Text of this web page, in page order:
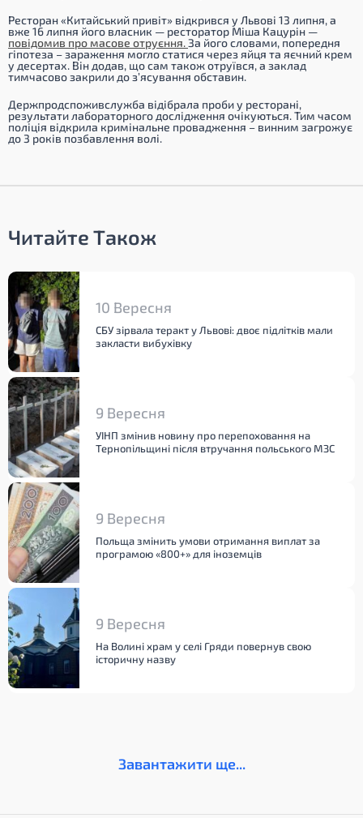
Ресторан «Китайський привіт» відкрився у Львові 13 липня, а
вже 16 липня його власник — ресторатор Міша Кацурін —
повідомив про масове отруєння.За його словами, попередня
гіпотеза – зараження могло статися через яйця та яєчний крем
у десертах. Він додав, що сам також отруївся, а заклад
тимчасово закрили до з’ясування обставин.
Держпродспоживслужба відібрала проби у ресторані,
результати лабораторного дослідження очікуються. Тим часом
поліція відкрила кримінальне провадження – винним загрожує
до 3 років позбавлення волі.
Читайте Також
10 Вересня
СБУ зірвала теракт у Львові: двоє підлітків мали
закласти вибухівку
9 Вересня
УІНП змінив новину про перепоховання на
Тернопільщині після втручання польського МЗС
9 Вересня
Польща змінить умови отримання виплат за
програмою «800+» для іноземців
9 Вересня
На Волині храм у селі Гряди повернув свою
історичну назву
Завантажити ще...